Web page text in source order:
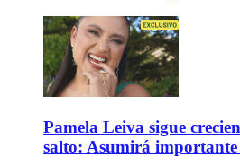
Pamela Leiva sigue
salto: Asumirá